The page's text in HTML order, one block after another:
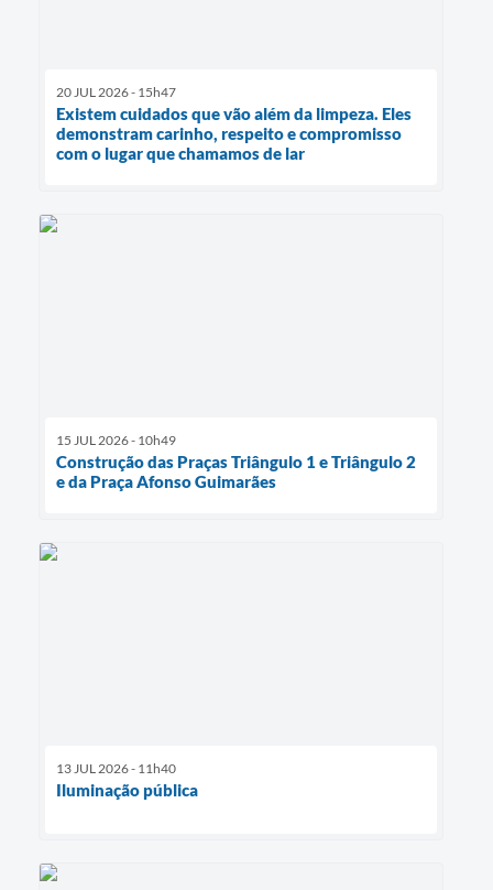
20 JUL 2026 - 15h47
Existem cuidados que vão além da limpeza. Eles
demonstram carinho, respeito e compromisso
com o lugar que chamamos de lar
15 JUL 2026 - 10h49
Construção das Praças Triângulo 1 e Triângulo 2
e da Praça Afonso Guimarães
13 JUL 2026 - 11h40
Iluminação pública